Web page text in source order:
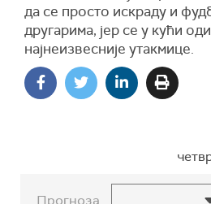
да се просто искраду и
другарима, јер се у кући
најнеизвесније утакмице.
Прогноза